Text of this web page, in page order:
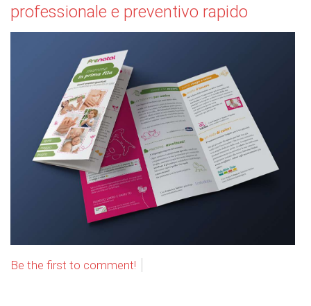
professionale e preventivo rapido
Be the first to comment!